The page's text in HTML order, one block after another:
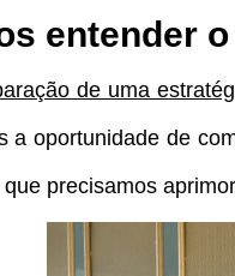
entender
de uma
a oportunidade de
precisamos